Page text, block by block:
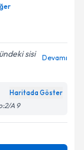
sisi
Devamı
Haritada Göster
A 9